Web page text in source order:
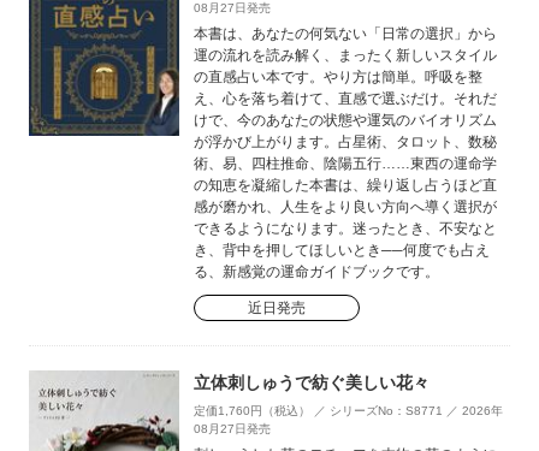
08月27日発売
本書は、あなたの何気ない「日常の選択」から
運の流れを読み解く、まったく新しいスタイル
の直感占い本です。やり方は簡単。呼吸を整
え、心を落ち着けて、直感で選ぶだけ。それだ
けで、今のあなたの状態や運気のバイオリズム
が浮かび上がります。占星術、タロット、数秘
術、易、四柱推命、陰陽五行……東西の運命学
の知恵を凝縮した本書は、繰り返し占うほど直
感が磨かれ、人生をより良い方向へ導く選択が
できるようになります。迷ったとき、不安なと
き、背中を押してほしいとき──何度でも占え
る、新感覚の運命ガイドブックです。
近日発売
立体刺しゅうで紡ぐ美しい花々
定価1,760円（税込） ／ シリーズNo：S8771 ／ 2026年
08月27日発売